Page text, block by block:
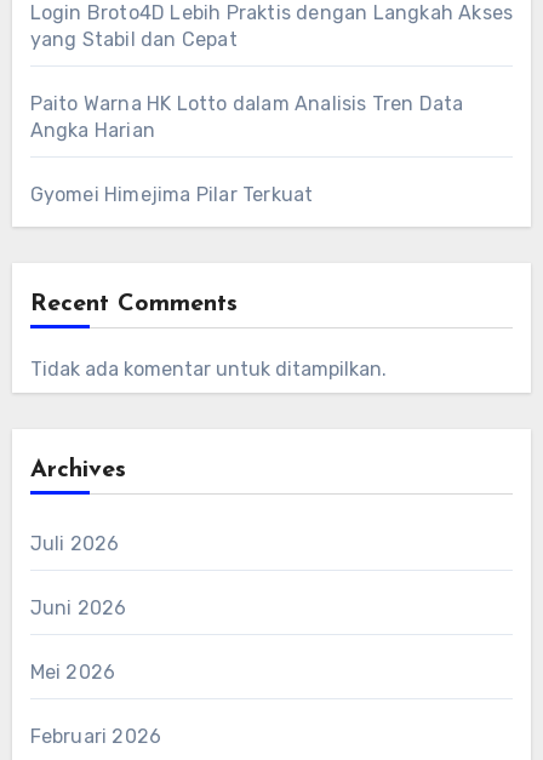
Login Broto4D Lebih Praktis dengan Langkah Akses
yang Stabil dan Cepat
Paito Warna HK Lotto dalam Analisis Tren Data
Angka Harian
Gyomei Himejima Pilar Terkuat
Recent Comments
Tidak ada komentar untuk ditampilkan.
Archives
Juli 2026
Juni 2026
Mei 2026
Februari 2026